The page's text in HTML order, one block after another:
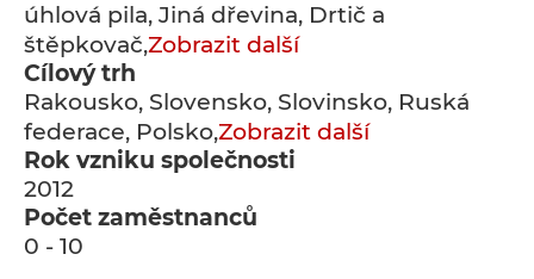
úhlová pila, Jiná dřevina, Drtič a
štěpkovač,Zobrazit další
Cílový trh
Rakousko, Slovensko, Slovinsko, Ruská
federace, Polsko,Zobrazit další
Rok vzniku společnosti
2012
Počet zaměstnanců
0 - 10